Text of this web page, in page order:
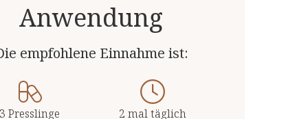
0,43 µg (17 %**)
2,4 mg (17 %**)
Anwendung
empfohlene Einnahme ist:
3 Presslinge 2 mal täglich